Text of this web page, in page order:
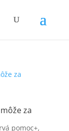
za
pomoc+,